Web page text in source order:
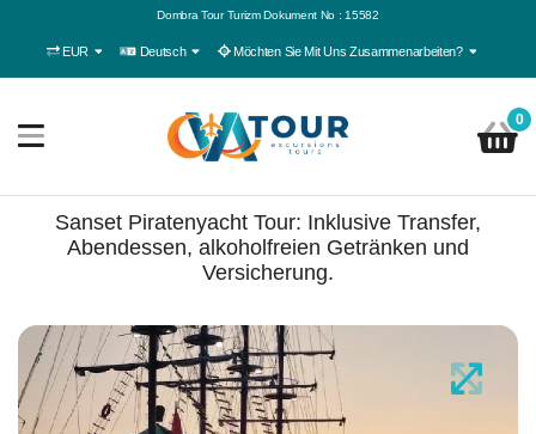
Dombra Tour Turizm Dokument No : 15582
EUR Deutsch Möchten Sie Mit Uns Zusammenarbeiten?
0
Sanset Piratenyacht Tour: Inklusive Transfer,
Abendessen, alkoholfreien Getränken und
Versicherung.